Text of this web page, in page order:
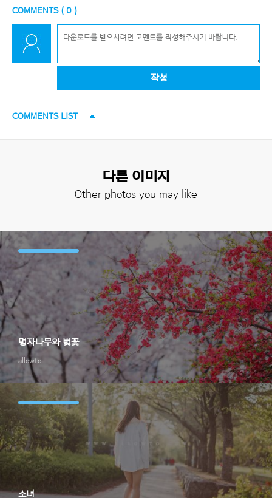
COMMENTS ( 0 )
작성
COMMENTS LIST
다른 이미지
Other photos you may like
allowto
명자나무와 벚꽃
소녀